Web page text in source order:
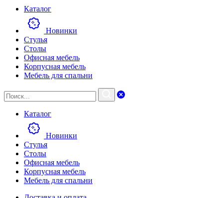
Каталог
Новинки
Стулья
Столы
Офисная мебель
Корпусная мебель
Мебель для спальни
Каталог
Новинки
Стулья
Столы
Офисная мебель
Корпусная мебель
Мебель для спальни